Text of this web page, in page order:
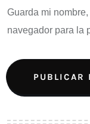
Guarda mi
navegador para la